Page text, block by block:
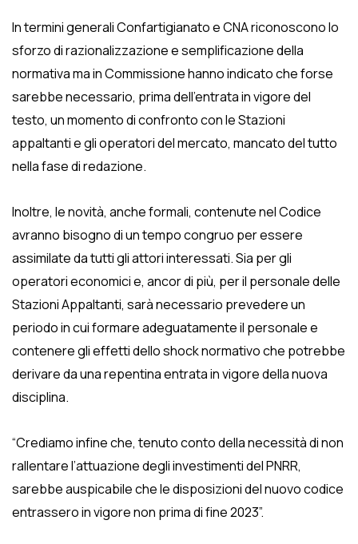
In termini generali Confartigianato e CNA riconoscono lo
sforzo di razionalizzazione e semplificazione della
normativa ma in Commissione hanno indicato che forse
sarebbe necessario, prima dell’entrata in vigore del
testo, un momento di confronto con le Stazioni
appaltanti e gli operatori del mercato, mancato del tutto
nella fase di redazione.
Inoltre, le novità, anche formali, contenute nel Codice
avranno bisogno di un tempo congruo per essere
assimilate da tutti gli attori interessati. Sia per gli
operatori economici e, ancor di più, per il personale delle
Stazioni Appaltanti, sarà necessario prevedere un
periodo in cui formare adeguatamente il personale e
contenere gli effetti dello shock normativo che potrebbe
derivare da una repentina entrata in vigore della nuova
disciplina.
“Crediamo infine che, tenuto conto della necessità di non
rallentare l’attuazione degli investimenti del PNRR,
sarebbe auspicabile che le disposizioni del nuovo codice
entrassero in vigore non prima di fine 2023”.